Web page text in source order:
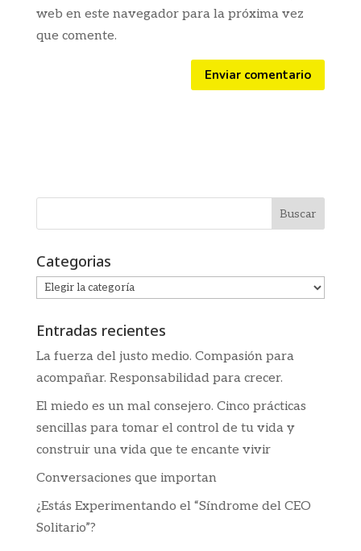
web en este navegador para la próxima vez
que comente.
Categorias
Categorias
Entradas recientes
La fuerza del justo medio. Compasión para
acompañar. Responsabilidad para crecer.
El miedo es un mal consejero. Cinco prácticas
sencillas para tomar el control de tu vida y
construir una vida que te encante vivir
Conversaciones que importan
¿Estás Experimentando el “Síndrome del CEO
Solitario”?